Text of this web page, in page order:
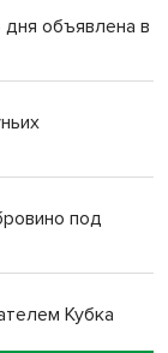
объявлена в
под
Кубка